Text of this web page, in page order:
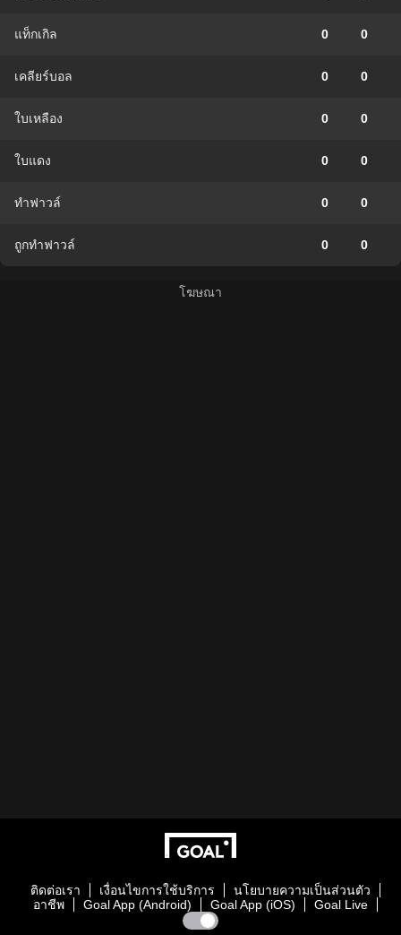
แท็กเกิล 0 0
เคลียร์บอล 0 0
ใบเหลือง 0 0
ใบแดง 0 0
ทำฟาวล์ 0 0
ถูกทำฟาวล์ 0 0
ติดต่อเรา เงื่อนไขการใช้บริการ
นโยบายความเป็นส่วนตัว
อาชีพ
Goal App (Android) Goal App (iOS) Goal Live